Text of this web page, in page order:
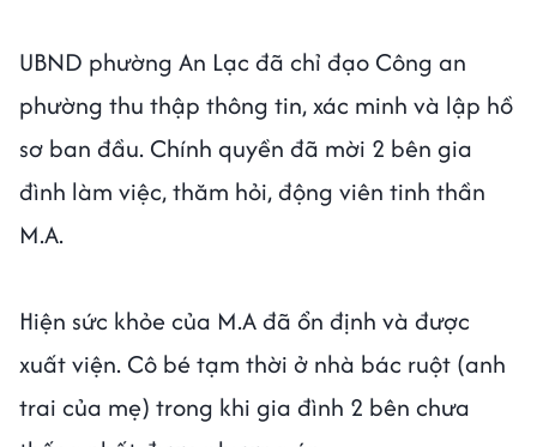
UBND phường An Lạc đã chỉ đạo Công an
phường thu thập thông tin, xác minh và lập hồ
sơ ban đầu. Chính quyền đã mời 2 bên gia
đình làm việc, thăm hỏi, động viên tinh thần
M.A.
Hiện sức khỏe của M.A đã ổn định và được
xuất viện. Cô bé tạm thời ở nhà bác ruột (anh
trai của mẹ) trong khi gia đình 2 bên chưa